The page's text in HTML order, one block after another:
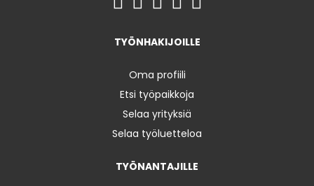
TYÖNHAKIJOILLE
Oma profiili
Etsi työpaikkoja
Selaa yrityksiä
Selaa työluetteloa
TYÖNANTAJILLE